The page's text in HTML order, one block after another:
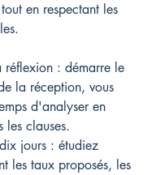
tout en respectant les
réflexion : démarre le
la réception, vous
d'analyser en
les clauses.
jours : étudiez
les taux proposés, les